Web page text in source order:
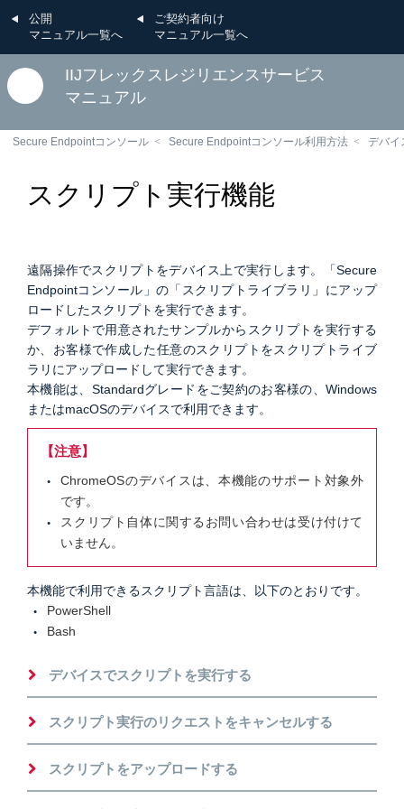
公開
マニュアル一覧へ
ご契約者向け
マニュアル一覧へ
IIJフレックスレジリエンスサービス
マニュアル
Secure Endpointコンソール Secure Endpointコンソール利用方法 デバイ
スクリプト実行機能
遠隔操作でスクリプトをデバイス上で実行します。「Secure
Endpointコンソール」の「スクリプトライブラリ」にアップ
ロードしたスクリプトを実行できます。
デフォルトで用意されたサンプルからスクリプトを実行する
か、お客様で作成した任意のスクリプトをスクリプトライブ
ラリにアップロードして実行できます。
本機能は、Standardグレードをご契約のお客様の、Windows
またはmacOSのデバイスで利用できます。
【注意】
ChromeOSのデバイスは、本機能のサポート対象外
です。
スクリプト自体に関するお問い合わせは受け付けて
いません。
本機能で利用できるスクリプト言語は、以下のとおりです。
PowerShell
Bash
デバイスでスクリプトを実行する
スクリプト実行のリクエストをキャンセルする
スクリプトをアップロードする